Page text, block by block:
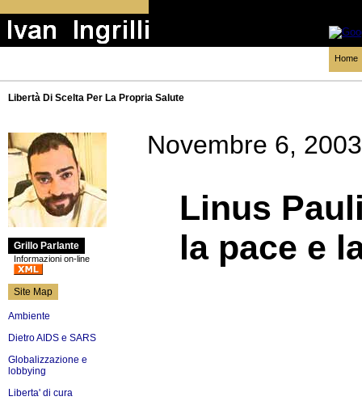
Home
Libertà Di Scelta Per La Propria Salute
Grillo Parlante
Informazioni on-line
Site Map
Ambiente
Dietro AIDS e SARS
Globalizzazione e
lobbying
Liberta' di cura
Novembre 6, 2003
Linus
la pace e